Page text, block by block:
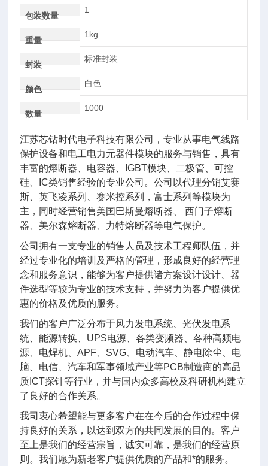
包装数量
1
重量
1kg
封装
标准封装
颜色
白色
数量
1000
江苏芯钻时代电子科技有限公司，专业从事电气线路
保护设备和电工电力元器件模块的服务与销售，具有
丰富的熔断器、电容器、IGBT模块、二极管、可控
硅、IC类销售经验的专业公司。公司以代理分销艾赛
斯、英飞凌系列、赛米控系列，富士系列等模块为
主，同时经营销售美国巴斯曼熔断器、 西门子熔断
器、美尔森熔断器、力特熔断器等电气保护。
公司拥有一支专业的销售人员及技术工程师队伍，并
经过专业化的培训及严格的管理，形成良好的经营理
念和服务意识，能够为客户提供诸方案设计设计、器
件选型等较为专业的技术支持，并努力为客户提供优
惠的价格及优质的服务。
我们的客户广泛分布于风力发电系统、光伏发电系
统、能源转换、UPS电源、各类变频器、各种高频电
源、电焊机、APF、SVG、电动汽车、静电除尘、电
脑、电信、汽车和军事领域产业等PCB制造商的高品
质ICT探针等行业，并与国内众多高校及科研机构建立
了良好的合作关系。
我司衷心希望能与更多客户在在今后的合作过程中保
持良好的关系，以达到双方的共同发展的目的。客户
至上是我们的经营宗旨，诚实可靠，是我们的经营原
则。我们愿为新老客户提供优质的产品和*的服务。